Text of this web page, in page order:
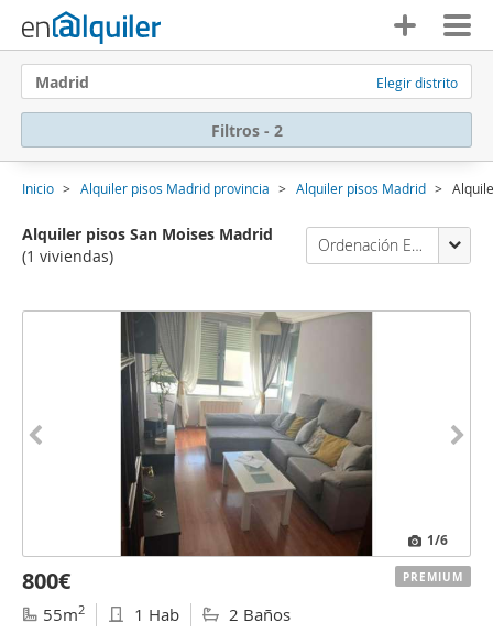
Madrid Elegir distrito
Filtros - 2
Inicio Alquiler pisos Madrid provincia Alquiler pisos Madrid
Alquiler pisos San Moises Madrid
(1 viviendas)
Ordenación Enalquiler
1/6
800€
55m2 1 Hab 2 Baños
PREMIUM